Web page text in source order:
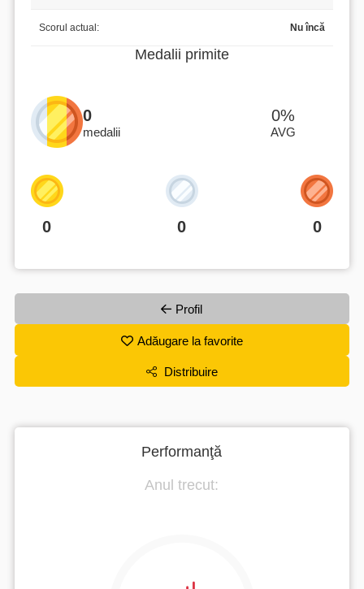
Scorul actual: Nu încă
Medalii primite
0
medalii
0%
AVG
0 0 0
Profil
Adăugare la favorite
Distribuire
Performanţă
Anul trecut: